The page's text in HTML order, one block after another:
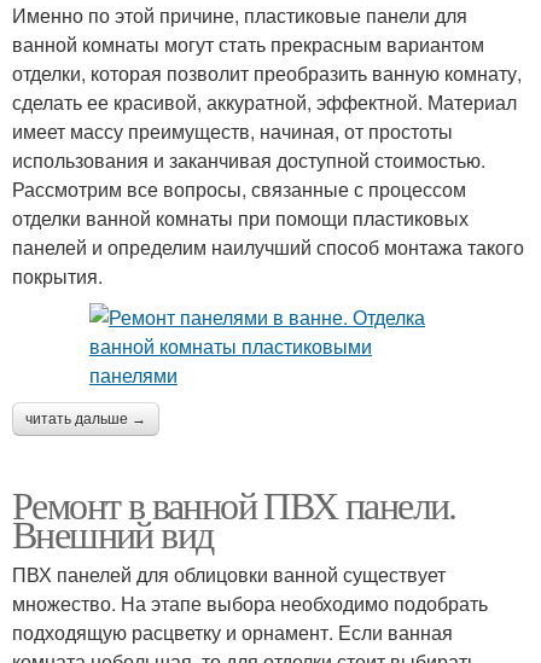
Именно по этой причине, пластиковые панели для
ванной комнаты могут стать прекрасным вариантом
отделки, которая позволит преобразить ванную комнату,
сделать ее красивой, аккуратной, эффектной. Материал
имеет массу преимуществ, начиная, от простоты
использования и заканчивая доступной стоимостью.
Рассмотрим все вопросы, связанные с процессом
отделки ванной комнаты при помощи пластиковых
панелей и определим наилучший способ монтажа такого
покрытия.
читать дальше →
Ремонт в ванной ПВХ панели.
Внешний вид
ПВХ панелей для облицовки ванной существует
множество. На этапе выбора необходимо подобрать
подходящую расцветку и орнамент. Если ванная